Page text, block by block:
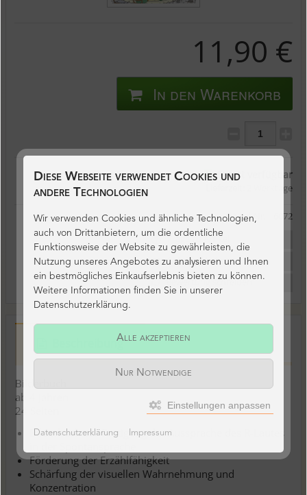
11,90 €
In den Warenkorb
Sofort verfügbar
2 Werktage
Artikel-Nr.:
6072
Frage zu Artikel
Bewertung schreiben
Beschreibung
Bilderbuch
ab 4 Jahren
24 Seiten
Bilderbuch zur Festigung der Aussprache des R-Lautes
Förderung der Erzählfähigkeit
Schärfung der visuellen Wahrnehmung und
Konzentration
Diese Webseite verwendet Cookies und
andere Technologien
Wir verwenden Cookies und ähnliche Technologien,
auch von Drittanbietern, um die ordentliche
Funktionsweise der Website zu gewährleisten, die
Nutzung unseres Angebotes zu analysieren und Ihnen
ein bestmögliches Einkaufserlebnis bieten zu können.
Weitere Informationen finden Sie in unserer
Datenschutzerklärung.
Alle akzeptieren
Nur Notwendige
Einstellungen anpassen
Datenschutzerklärung Impressum